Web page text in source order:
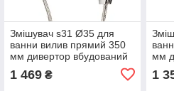
Змішувач s31 Ø35 для
ванни вилив прямий 350
мм дивертор вбудований
картриджний AQUATICA
(9731220)
1 469₴
мм
1